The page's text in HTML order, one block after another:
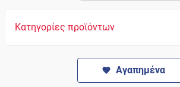
Κατηγορίες προϊόντων
Αγαπημένα